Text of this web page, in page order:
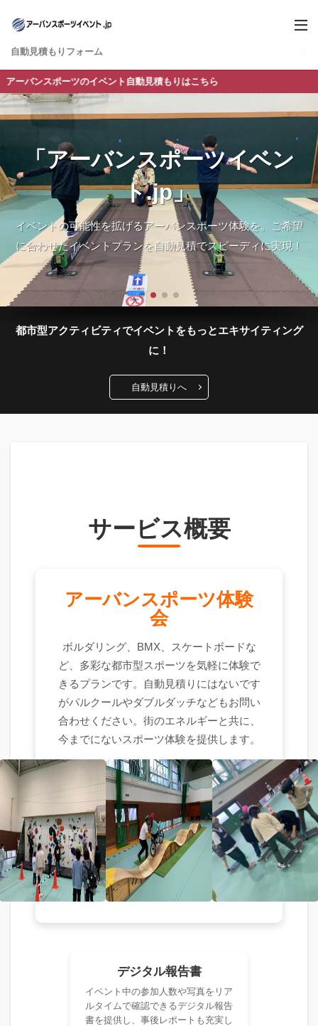
自動見積もりフォーム
ンスポーツのイベント自動見積もりはこちら
「アーバンスポーツイベン
ト.jp」
イベントの可能性を拡げるアーバンスポーツ体験を。ご希望
に合わせたイベントプランを自動見積でスピーディに実現！
「アーバンスポーツイベン
ト.jp」
イベントの可能性を拡げるアーバンスポーツ体験を。ご希望
に合わせたイベントプランを自動見積でスピーディに実現！
「アーバンスポーツイベン
ト.jp」
イベントの可能性を拡げるアーバンスポーツ体験を。ご希望
に合わせたイベントプランを自動見積でスピーディに実現！
「アーバンスポーツイベン
ト.jp」
イベントの可能性を拡げるアーバンスポーツ体験を。ご希望
に合わせたイベントプランを自動見積でスピーディに実現！
都市型アクティビティでイベントをもっとエキサイティング
に！
自動見積りへ
サービス概要
アーバンスポーツ体験
会
ボルダリング、BMX、スケートボードな
ど、多彩な都市型スポーツを気軽に体験で
きるプランです。自動見積りにはないです
がパルクールやダブルダッチなどもお問い
合わせください。街のエネルギーと共に、
今までにないスポーツ体験を提供します。
デジタル報告書
イベント中の参加人数や写真をリア
ルタイムで確認できるデジタル報告
書を提供し、事後レポートも充実し